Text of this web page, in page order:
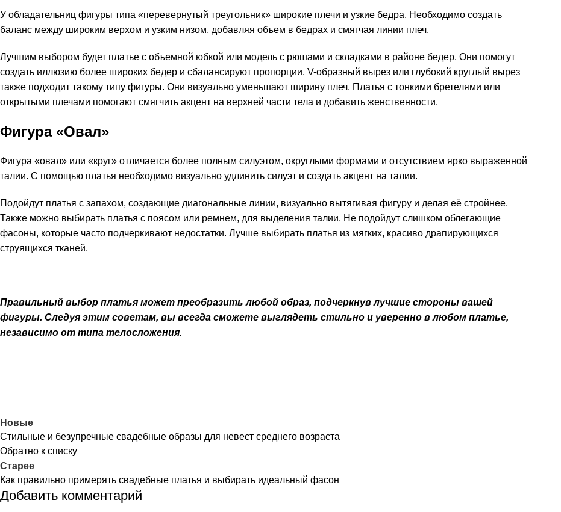
У обладательниц фигуры типа «перевернутый треугольник» широкие плечи и узкие бедра. Необходимо создать
баланс между широким верхом и узким низом, добавляя объем в бедрах и смягчая линии плеч.
Лучшим выбором будет платье с объемной юбкой или модель с рюшами и складками в районе бедер. Они помогут
создать иллюзию более широких бедер и сбалансируют пропорции. V-образный вырез или глубокий круглый вырез
также подходит такому типу фигуры. Они визуально уменьшают ширину плеч. Платья с тонкими бретелями или
открытыми плечами помогают смягчить акцент на верхней части тела и добавить женственности.
Фигура «Овал»
Фигура «овал» или «круг» отличается более полным силуэтом, округлыми формами и отсутствием ярко выраженной
талии. С помощью платья необходимо визуально удлинить силуэт и создать акцент на талии.
Подойдут платья с запахом, создающие диагональные линии, визуально вытягивая фигуру и делая её стройнее.
Также можно выбирать платья с поясом или ремнем, для выделения талии. Не подойдут слишком облегающие
фасоны, которые часто подчеркивают недостатки. Лучше выбирать платья из мягких, красиво драпирующихся
струящихся тканей.
Правильный выбор платья может преобразить любой образ, подчеркнув лучшие стороны вашей
фигуры. Следуя этим советам, вы всегда сможете выглядеть стильно и уверенно в любом платье,
независимо от типа телосложения.
Новые
Стильные и безупречные свадебные образы для невест среднего возраста
Обратно к списку
Старее
Как правильно примерять свадебные платья и выбирать идеальный фасон
Добавить комментарий